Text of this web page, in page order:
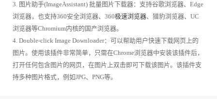
3. 图片助手(ImageAssistant) 批量图片下载器：支持谷歌浏览器、Edge
浏览器，也支持360安全浏览器、360极速浏览器、猎豹浏览器、UC
浏览器等Chromium内核的国产浏览器。
4. Double-click Image Downloader：可以帮助用户快速下载网页上的
图片。使用该插件非常简单，只需在Chrome浏览器中安装该插件后，
打开任何包含图片的网页，在图片上双击即可下载该图片。该插件支
持多种图片格式，例如JPG、PNG等。